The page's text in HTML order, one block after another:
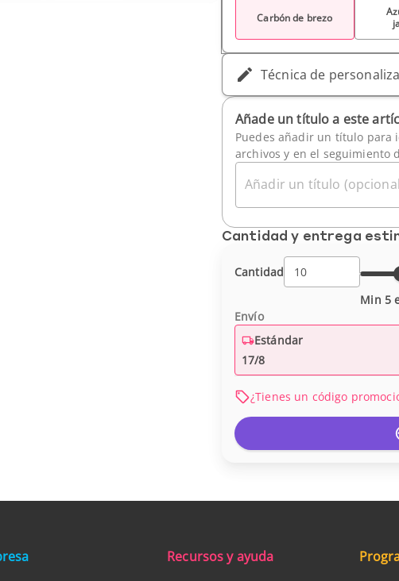
Carbón de brezo
Técnica de
Añade un título a este
Puedes añadir un título
archivos y en el seguimiento
Añadir un título
Cantidad y entrega
Cantidad
Min 5
Envío
Estándar
17/8
¿Tienes un código
Recursos y ayuda